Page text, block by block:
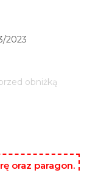
2023
obniżką
oraz paragon.